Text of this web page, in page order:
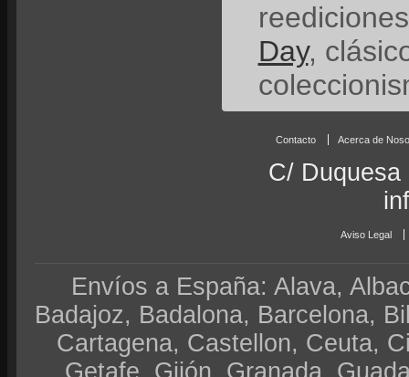
Day,
Contacto Acerca de
C/ Duquesa
Aviso Legal
Envíos a España: Alava,
Badajoz, Badalona, Barcelona,
Cartagena, Castellon, Ceuta,
Getafe, Gijón, Granada,